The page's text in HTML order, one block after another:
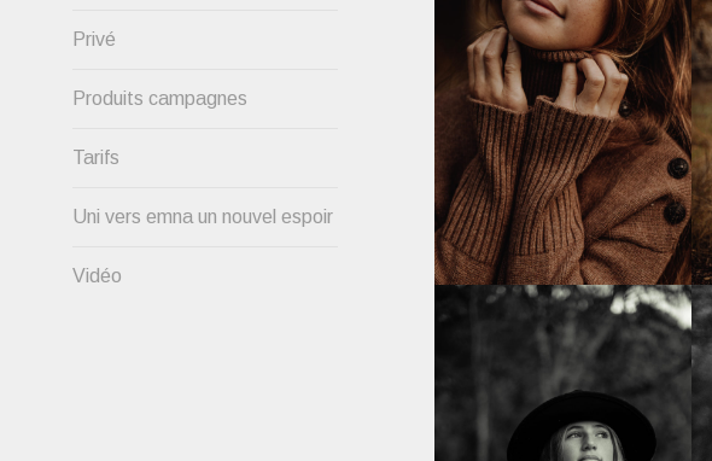
Privé
Produits campagnes
Tarifs
Uni vers emna un nouvel espoir
Vidéo